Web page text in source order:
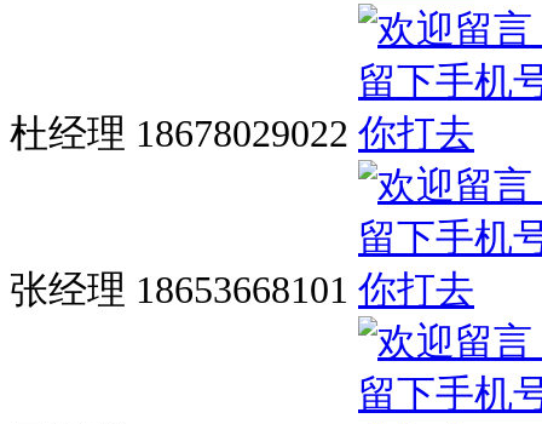
杜经理 18678029022
张经理 18653668101